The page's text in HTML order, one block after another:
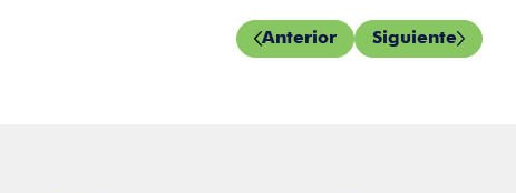
Anterior Siguiente